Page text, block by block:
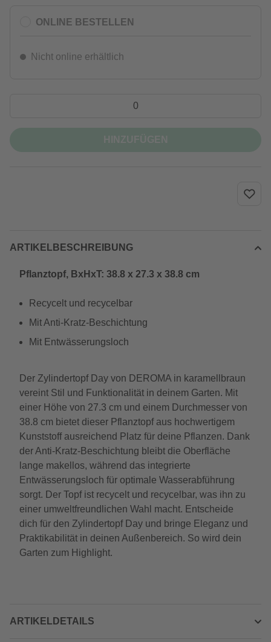
ONLINE BESTELLEN
Nicht online erhältlich
ARTIKELBESCHREIBUNG
Pflanztopf, BxHxT: 38.8 x 27.3 x 38.8 cm
Recycelt und recycelbar
Mit Anti-Kratz-Beschichtung
Mit Entwässerungsloch
Der Zylindertopf Day von DEROMA in karamellbraun
vereint Stil und Funktionalität in deinem Garten. Mit
einer Höhe von 27.3 cm und einem Durchmesser von
38.8 cm bietet dieser Pflanztopf aus hochwertigem
Kunststoff ausreichend Platz für deine Pflanzen. Dank
der Anti-Kratz-Beschichtung bleibt die Oberfläche
lange makellos, während das integrierte
Entwässerungsloch für optimale Wasserabführung
sorgt. Der Topf ist recycelt und recycelbar, was ihn zu
einer umweltfreundlichen Wahl macht. Entscheide
dich für den Zylindertopf Day und bringe Eleganz und
Praktikabilität in deinen Außenbereich. So wird dein
Garten zum Highlight.
ARTIKELDETAILS